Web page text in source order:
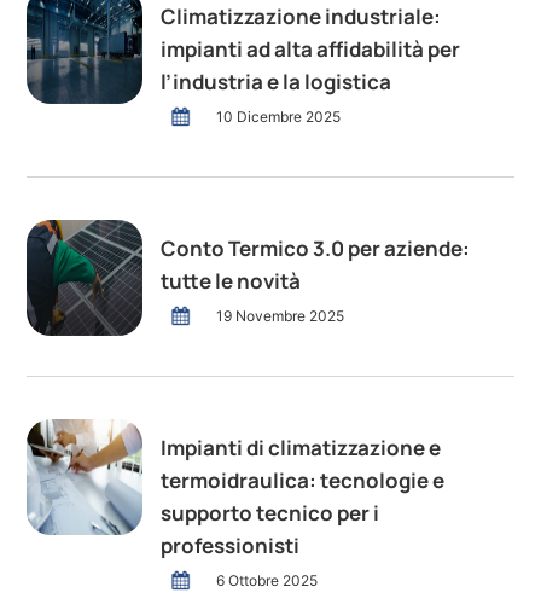
Climatizzazione industriale:
impianti ad alta affidabilità per
l’industria e la logistica
10 Dicembre 2025
Conto Termico 3.0 per aziende:
tutte le novità
19 Novembre 2025
Impianti di climatizzazione e
termoidraulica: tecnologie e
supporto tecnico per i
professionisti
6 Ottobre 2025